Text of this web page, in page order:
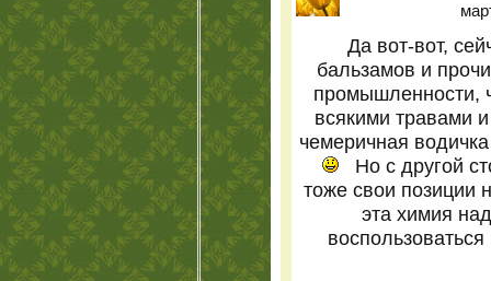
Да вот-вот,
бальзамов и
промышленности,
всякими травами
чемеричная
Но с другой
тоже свои позиции
эта химия